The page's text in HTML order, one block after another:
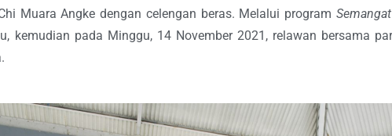
Muara Angke dengan celengan beras. Melalui program
kemudian pada Minggu, 14 November 2021, relawan bersama